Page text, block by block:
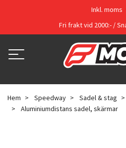
Inkl. moms
Fri frakt vid 2000:- /
Hem Speedway Sadel & stag
Aluminiumdistans sadel, skärmar